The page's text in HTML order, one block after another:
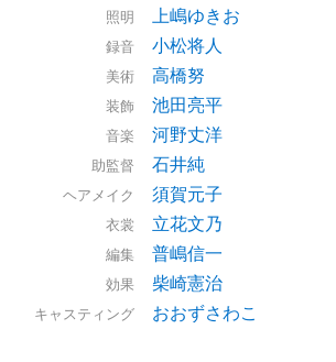
照明 上嶋ゆきお
録音 小松将人
美術 高橋努
装飾 池田亮平
音楽 河野丈洋
助監督 石井純
ヘアメイク 須賀元子
衣裳 立花文乃
編集 普嶋信一
効果 柴崎憲治
キャスティング おおずさわこ